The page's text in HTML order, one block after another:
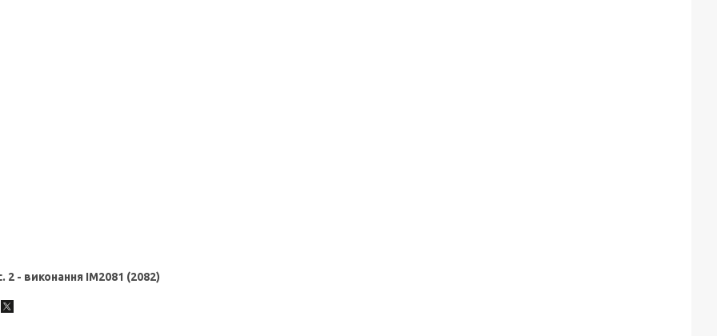
2 - виконання IM2081 (2082)